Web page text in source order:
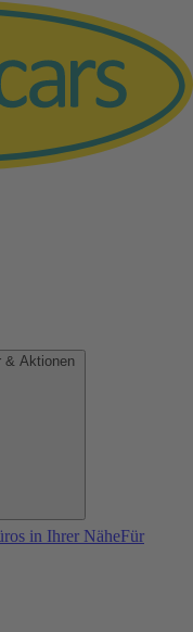
in Ihrer NäheFür